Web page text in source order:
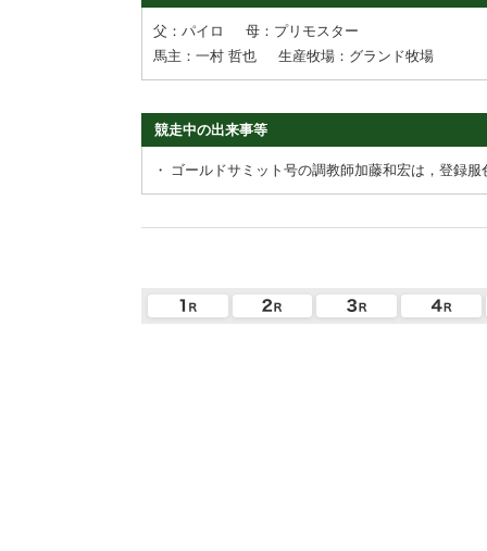
父：パイロ
母：プリモスター
馬主：一村 哲也
生産牧場：グランド牧場
競走中の出来事等
・ ゴールドサミット号の調教師加藤和宏は，登録